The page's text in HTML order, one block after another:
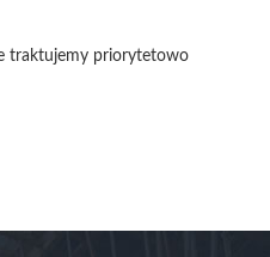
traktujemy priorytetowo